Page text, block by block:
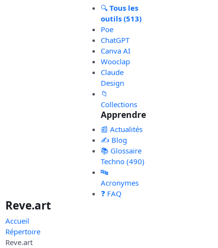
🔍 Tous les
outils (513)
Poe
ChatGPT
Canva AI
Wooclap
Claude
Design
📁
Collections
Apprendre
📰 Actualités
✍️ Blog
📚 Glossaire
Techno (490)
🔤
Acronymes
❓ FAQ
Reve.art
Accueil
Répertoire
Reve.art